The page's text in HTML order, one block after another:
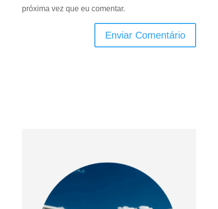
próxima vez que eu comentar.